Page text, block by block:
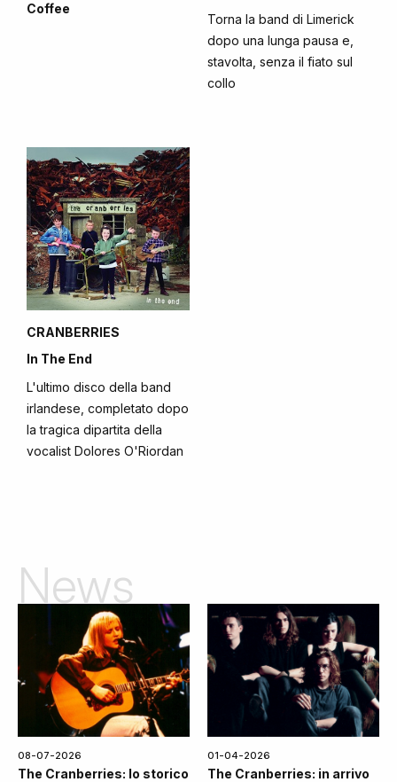
Coffee
Torna la band di Limerick
dopo una lunga pausa e,
stavolta, senza il fiato sul
collo
CRANBERRIES
In The End
L'ultimo disco della band
irlandese, completato dopo
la tragica dipartita della
vocalist Dolores O'Riordan
News
08-07-2026
The Cranberries: lo storico
01-04-2026
The Cranberries: in arrivo